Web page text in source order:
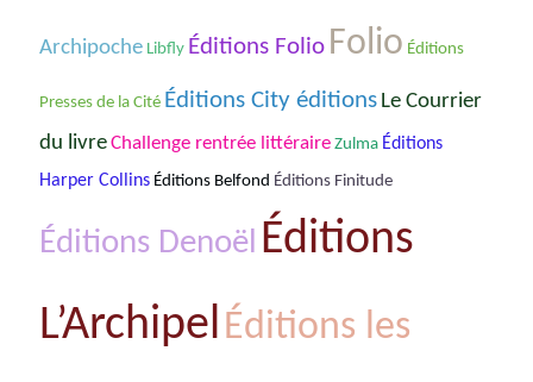
Archipoche Libfly Éditions Folio Folio Éditions
Presses de la Cité Éditions City éditions Le Courrier
du livreChallenge rentrée littéraire Zulma Éditions
Harper Collins Éditions Belfond Éditions Finitude
Éditions Denoël Éditions
L’Archipel Éditions les